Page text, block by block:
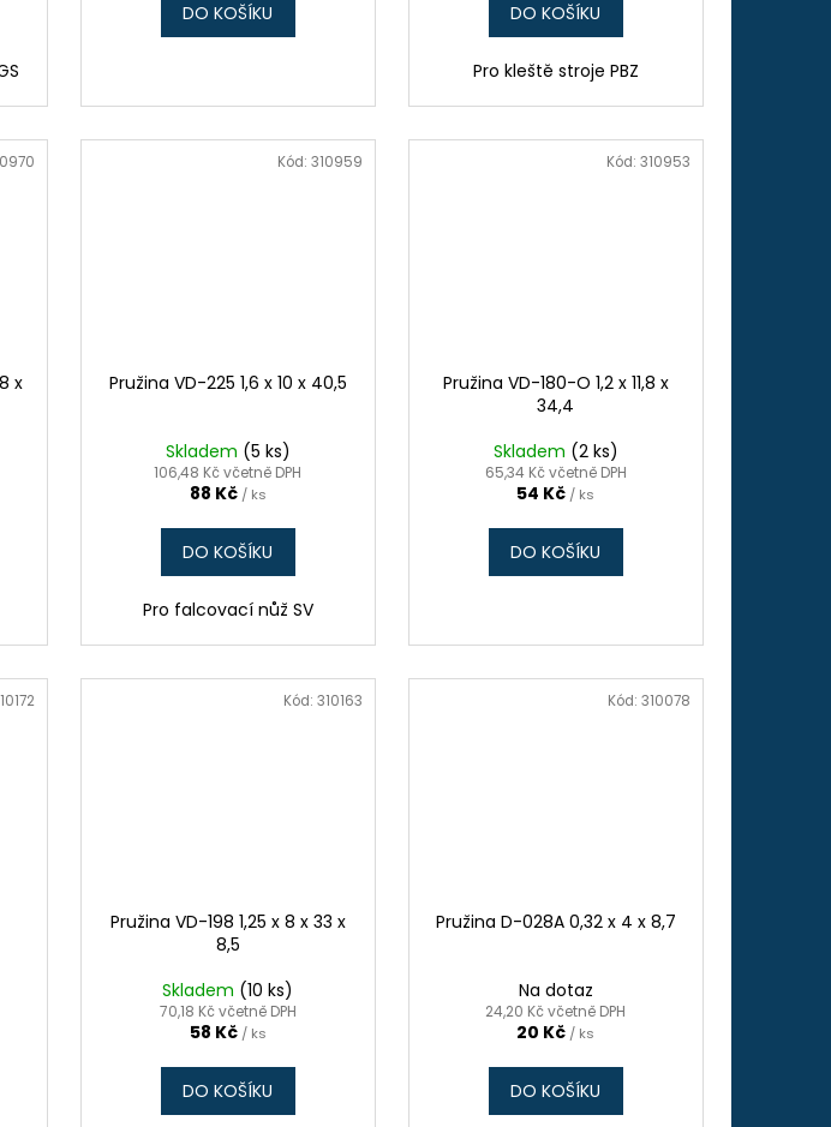
DO KOŠÍKU DO KOŠÍKU
Pro kleště stroje PBZ
x
Pružina VD-225 1,6 x 10 x 40,5
Skladem (5 ks)
106,48 Kč včetně DPH
88 Kč / ks
DO KOŠÍKU
Pro falcovací nůž SV
Kód: 310959
Pružina VD-180-O 1,2 x 11,8 x
34,4
Skladem (2 ks)
65,34 Kč včetně DPH
54 Kč / ks
DO KOŠÍKU
Kód: 310953
Pružina VD-198 1,25 x 8 x 33 x
8,5
Skladem (10 ks)
70,18 Kč včetně DPH
58 Kč / ks
DO KOŠÍKU
Kód: 310163
Pružina D-028A 0,32 x 4 x 8,7
Na dotaz
24,20 Kč včetně DPH
20 Kč / ks
DO KOŠÍKU
Kód: 310078